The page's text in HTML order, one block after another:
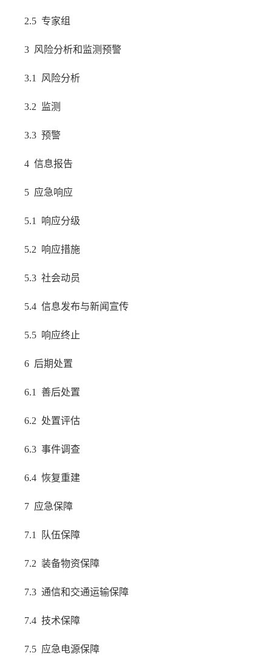
2.5 专家组
3 风险分析和监测预警
3.1 风险分析
3.2 监测
3.3 预警
4 信息报告
5 应急响应
5.1 响应分级
5.2 响应措施
5.3 社会动员
5.4 信息发布与新闻宣传
5.5 响应终止
6 后期处置
6.1 善后处置
6.2 处置评估
6.3 事件调查
6.4 恢复重建
7 应急保障
7.1 队伍保障
7.2 装备物资保障
7.3 通信和交通运输保障
7.4 技术保障
7.5 应急电源保障